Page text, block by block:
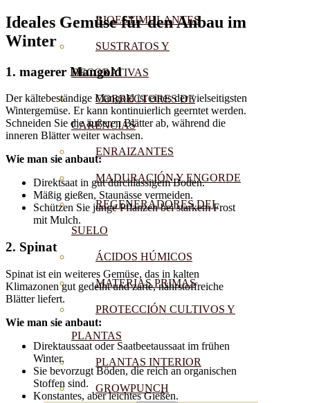
BIOESTIMULANTES
SUSTRATOS Y
DECORATIVAS
CORRECTORES DE
CARENCIAS
ENRAIZANTES
MADURACIÓN Y ENGORDE
REGENERADORES DEL
SUELO
ÁCIDOS HÚMICOS
MATERIAS PRIMAS
PROTECCIÓN CULTIVOS Y
PLANTAS
PLANTAS INTERIOR
GROWPUNCH
Ideales Gemüse für den Anbau im
Winter
1. magerer Mangold
Der kältebeständige Mangold ist eines der vielseitigsten
Wintergemüse. Er kann kontinuierlich geerntet werden.
Schneiden Sie die äußeren Blätter ab, während die
inneren Blätter weiter wachsen.
Wie man sie anbaut:
Direktsaat in gut durchlässigem Boden.
Mäßig gießen, Staunässe vermeiden.
Schützen Sie junge Pflanzen bei starkem Frost
mit Mulch.
2. Spinat
Spinat ist ein weiteres Gemüse, das in kalten
Klimazonen gut gedeiht und zarte, nährstoffreiche
Blätter liefert.
Wie man sie anbaut:
Direktaussaat oder Saatbeetaussaat im frühen
Winter.
Sie bevorzugt Böden, die reich an organischen
Stoffen sind.
Konstantes, aber leichtes Gießen.